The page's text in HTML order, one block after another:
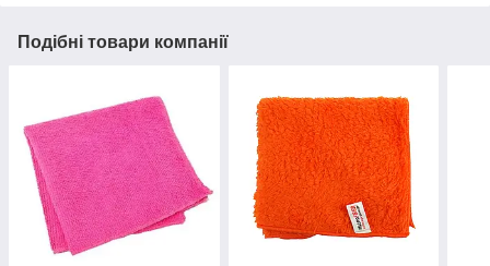
Подібні товари компанії